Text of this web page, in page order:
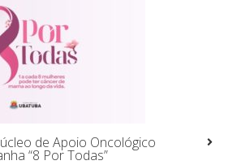
de Apoio Oncológico
“8 Por Todas”